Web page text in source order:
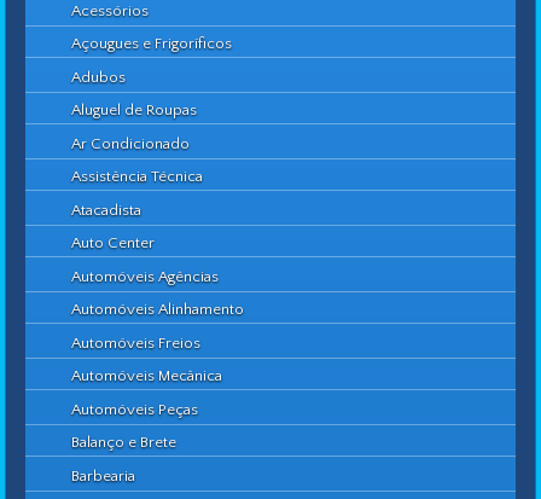
Acessórios
Açougues e Frigoríficos
Adubos
Aluguel de Roupas
Ar Condicionado
Assistência Técnica
Atacadista
Auto Center
Automóveis Agências
Automóveis Alinhamento
Automóveis Freios
Automóveis Mecânica
Automóveis Peças
Balanço e Brete
Barbearia